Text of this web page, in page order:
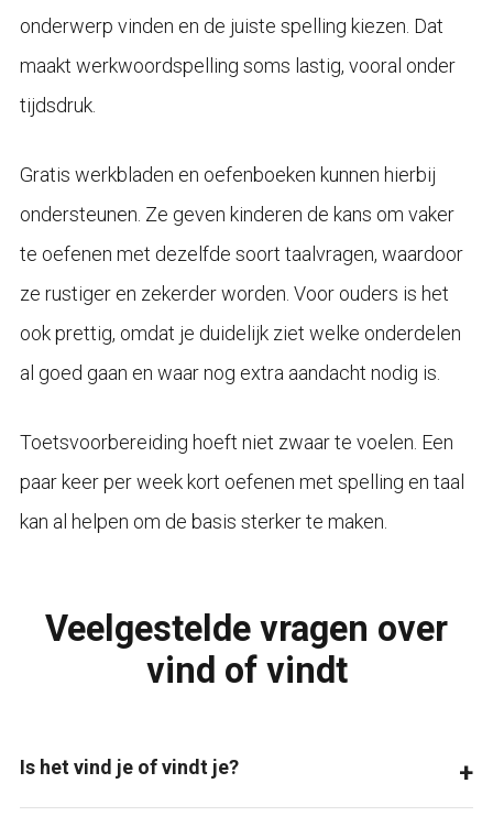
onderwerp vinden en de juiste spelling kiezen. Dat
maakt werkwoordspelling soms lastig, vooral onder
tijdsdruk.
Gratis werkbladen en oefenboeken kunnen hierbij
ondersteunen. Ze geven kinderen de kans om vaker
te oefenen met dezelfde soort taalvragen, waardoor
ze rustiger en zekerder worden. Voor ouders is het
ook prettig, omdat je duidelijk ziet welke onderdelen
al goed gaan en waar nog extra aandacht nodig is.
Toetsvoorbereiding hoeft niet zwaar te voelen. Een
paar keer per week kort oefenen met spelling en taal
kan al helpen om de basis sterker te maken.
Veelgestelde vragen over
vind of vindt
Is het vind je of vindt je?